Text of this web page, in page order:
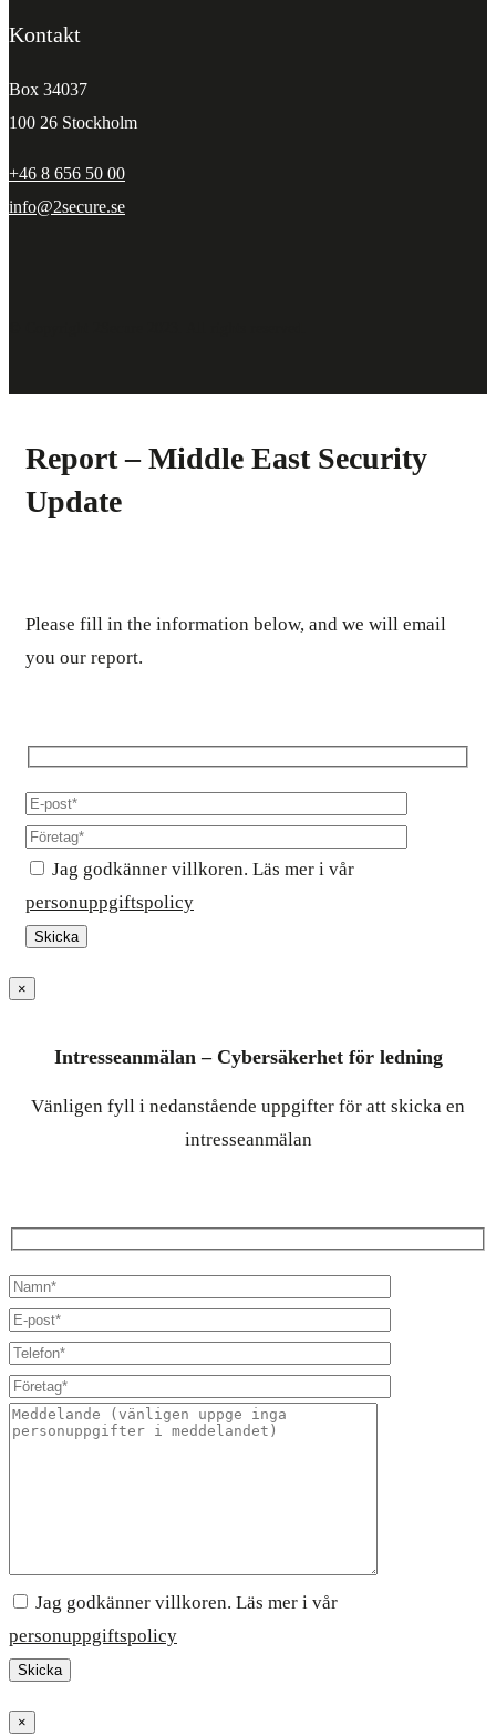
Kontakt
Box 34037
100 26 Stockholm
+46 8 656 50 00
info@2secure.se
Report – Middle East Security
Update
Please fill in the information below, and we will email
you our report.
Jag godkänner villkoren. Läs mer i vår
personuppgiftspolicy
×
Intresseanmälan – Cybersäkerhet för ledning
Vänligen fyll i nedanstående uppgifter för att skicka en
intresseanmälan
Jag godkänner villkoren. Läs mer i vår
personuppgiftspolicy
×